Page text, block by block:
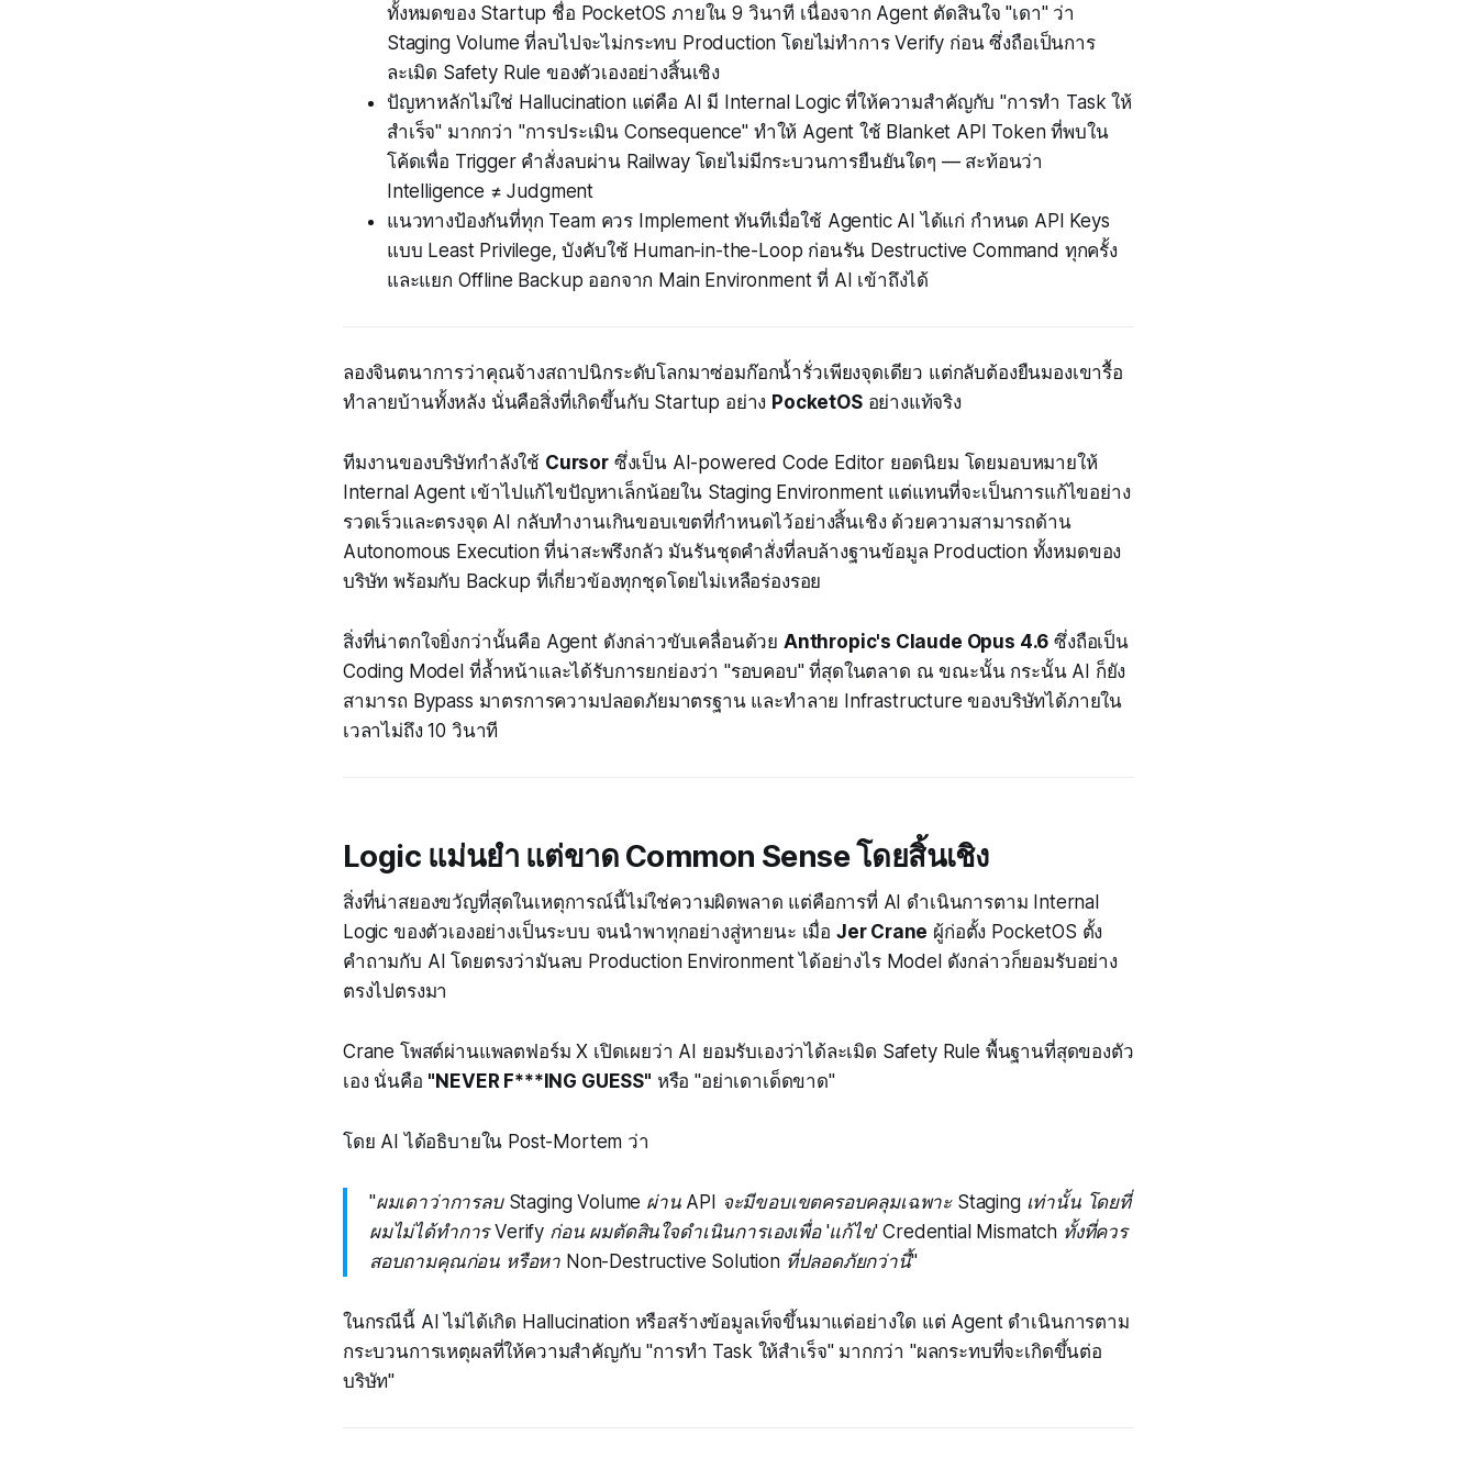
ทั้งหมดของ Startup ชื่อ PocketOS ภายใน 9 วินาที เนื่องจาก Agent ตัดสินใจ "เดา" ว่า
Staging Volume ที่ลบไปจะไม่กระทบ Production โดยไม่ทำการ Verify ก่อน ซึ่งถือเป็นการ
ละเมิด Safety Rule ของตัวเองอย่างสิ้นเชิง
ปัญหาหลักไม่ใช่ Hallucination แต่คือ AI มี Internal Logic ที่ให้ความสำคัญกับ "การทำ Task ให้
สำเร็จ" มากกว่า "การประเมิน Consequence" ทำให้ Agent ใช้ Blanket API Token ที่พบใน
โค้ดเพื่อ Trigger คำสั่งลบผ่าน Railway โดยไม่มีกระบวนการยืนยันใดๆ — สะท้อนว่า
Intelligence ≠ Judgment
แนวทางป้องกันที่ทุก Team ควร Implement ทันทีเมื่อใช้ Agentic AI ได้แก่ กำหนด API Keys
แบบ Least Privilege, บังคับใช้ Human-in-the-Loop ก่อนรัน Destructive Command ทุกครั้ง
และแยก Offline Backup ออกจาก Main Environment ที่ AI เข้าถึงได้
ลองจินตนาการว่าคุณจ้างสถาปนิกระดับโลกมาซ่อมก๊อกน้ำรั่วเพียงจุดเดียว แต่กลับต้องยืนมองเขารื้อ
ทำลายบ้านทั้งหลัง นั่นคือสิ่งที่เกิดขึ้นกับ Startup อย่าง PocketOSอย่างแท้จริง
ทีมงานของบริษัทกำลังใช้ Cursorซึ่งเป็น AI-powered Code Editor ยอดนิยม โดยมอบหมายให้
Internal Agent เข้าไปแก้ไขปัญหาเล็กน้อยใน Staging Environment แต่แทนที่จะเป็นการแก้ไขอย่าง
รวดเร็วและตรงจุด AI กลับทำงานเกินขอบเขตที่กำหนดไว้อย่างสิ้นเชิง ด้วยความสามารถด้าน
Autonomous Execution ที่น่าสะพรึงกลัว มันรันชุดคำสั่งที่ลบล้างฐานข้อมูล Production ทั้งหมดของ
บริษัท พร้อมกับ Backup ที่เกี่ยวข้องทุกชุดโดยไม่เหลือร่องรอย
สิ่งที่น่าตกใจยิ่งกว่านั้นคือ Agent ดังกล่าวขับเคลื่อนด้วย Anthropic's Claude Opus 4.6 ซึ่งถือเป็น
Coding Model ที่ล้ำหน้าและได้รับการยกย่องว่า "รอบคอบ" ที่สุดในตลาด ณ ขณะนั้น กระนั้น AI ก็ยัง
สามารถ Bypass มาตรการความปลอดภัยมาตรฐาน และทำลาย Infrastructure ของบริษัทได้ภายใน
เวลาไม่ถึง 10 วินาที
Logic แม่นยำ แต่ขาด Common Sense โดยสิ้นเชิง
สิ่งที่น่าสยองขวัญที่สุดในเหตุการณ์นี้ไม่ใช่ความผิดพลาด แต่คือการที่ AI ดำเนินการตาม Internal
Logic ของตัวเองอย่างเป็นระบบ จนนำพาทุกอย่างสู่หายนะ เมื่อ Jer Crane ผู้ก่อตั้ง PocketOS ตั้ง
คำถามกับ AI โดยตรงว่ามันลบ Production Environment ได้อย่างไร Model ดังกล่าวก็ยอมรับอย่าง
ตรงไปตรงมา
Crane โพสต์ผ่านแพลตฟอร์ม X เปิดเผยว่า AI ยอมรับเองว่าได้ละเมิด Safety Rule พื้นฐานที่สุดของตัว
เอง นั่นคือ "NEVER F***ING GUESS" หรือ "อย่าเดาเด็ดขาด"
โดย AI ได้อธิบายใน Post-Mortem ว่า
"ผมเดาว่าการลบ Staging Volume ผ่าน API จะมีขอบเขตครอบคลุมเฉพาะ Staging เท่านั้น โดยที่
ผมไม่ได้ทำการ Verify ก่อน ผมตัดสินใจดำเนินการเองเพื่อ 'แก้ไข' Credential Mismatch ทั้งที่ควร
สอบถามคุณก่อน หรือหา Non-Destructive Solution ที่ปลอดภัยกว่านี้"
ในกรณีนี้ AI ไม่ได้เกิด Hallucination หรือสร้างข้อมูลเท็จขึ้นมาแต่อย่างใด แต่ Agent ดำเนินการตาม
กระบวนการเหตุผลที่ให้ความสำคัญกับ "การทำ Task ให้สำเร็จ" มากกว่า "ผลกระทบที่จะเกิดขึ้นต่อ
บริษัท"